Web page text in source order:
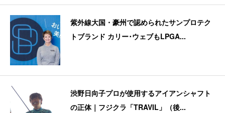
紫外線大国・豪州で認められたサンプロテク
トブランド カリー･ウェブもLPGA...
渋野日向子プロが使用するアイアンシャフト
の正体｜フジクラ「TRAVIL」（後...